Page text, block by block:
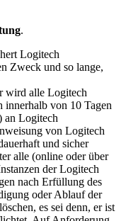
.
Logitech
Zweck und so lange,
wird alle Logitech
von 10 Tagen
an Logitech
von Logitech
und sicher
alle (online oder über
der Logitech
nach Erfüllung des
oder Ablauf der
es sei denn, er ist